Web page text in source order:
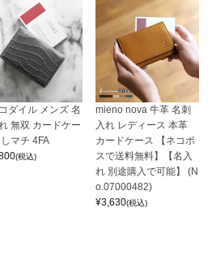
ダイル メンズ 名
無双 カードケー
マチ 4FA
(税込)
mieno nova 牛革 名刺
入れ レディース 本革
カードケース 【ネコポ
スで送料無料】【名入
れ 別途購入で可能】 (N
o.07000482)
¥3,630(税込)